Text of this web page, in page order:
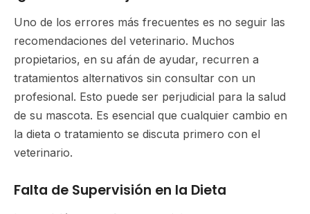
Uno de los errores más frecuentes es no seguir las
recomendaciones del veterinario. Muchos
propietarios, en su afán de ayudar, recurren a
tratamientos alternativos sin consultar con un
profesional. Esto puede ser perjudicial para la salud
de su mascota. Es esencial que cualquier cambio en
la dieta o tratamiento se discuta primero con el
veterinario.
Falta de Supervisión en la Dieta